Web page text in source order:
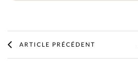
ARTICLE PRÉCÉDENT